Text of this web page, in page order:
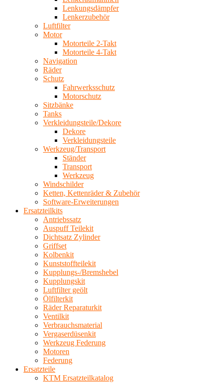
Lenkungsdämpfer
Lenkerzubehör
Luftfilter
Motor
Motorteile 2-Takt
Motorteile 4-Takt
Navigation
Räder
Schutz
Fahrwerksschutz
Motorschutz
Sitzbänke
Tanks
Verkleidungsteile/Dekore
Dekore
Verkleidungsteile
Werkzeug/Transport
Ständer
Transport
Werkzeug
Windschilder
Ketten, Kettenräder & Zubehör
Software-Erweiterungen
Ersatzteilkits
Antriebssatz
Auspuff Teilekit
Dichtsatz Zylinder
Griffset
Kolbenkit
Kunststoffteilekit
Kupplungs-/Bremshebel
Kupplungskit
Luftfilter geölt
Ölfilterkit
Räder Reparaturkit
Ventilkit
Verbrauchsmaterial
Vergaserdüsenkit
Werkzeug Federung
Motoren
Federung
Ersatzteile
KTM Ersatzteilkatalog